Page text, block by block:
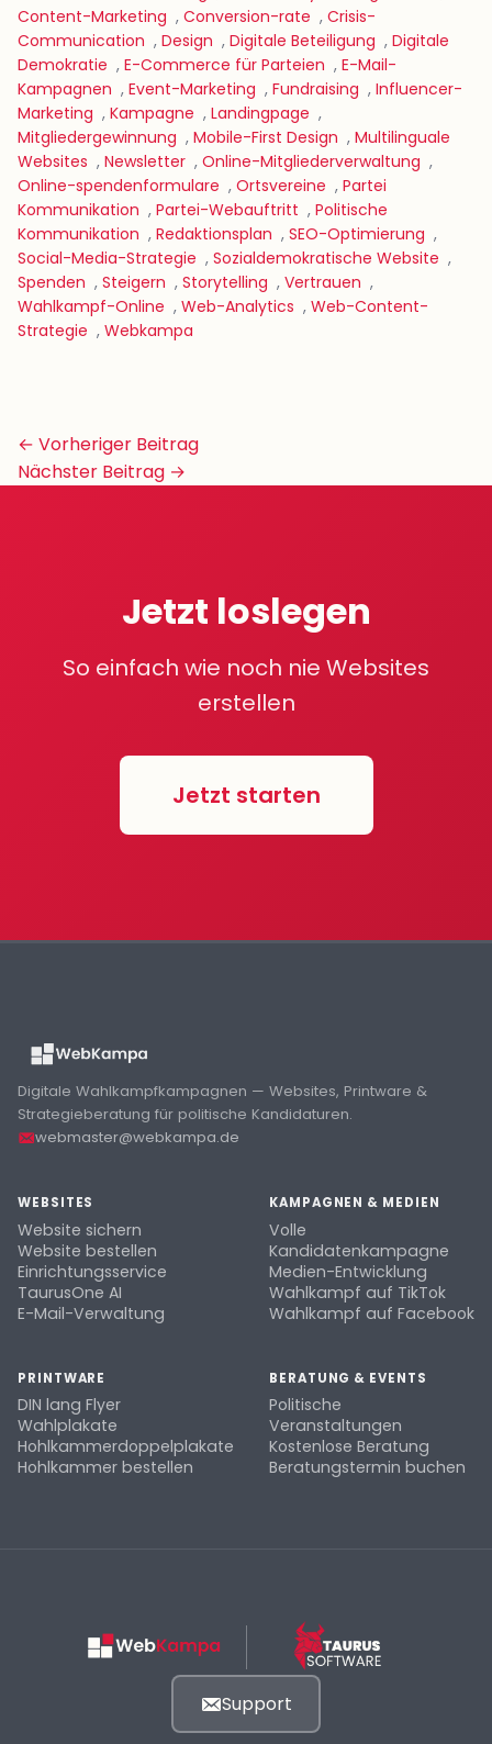
Content-Marketing , Conversion-rate , Crisis-
Communication , Design , Digitale Beteiligung , Digitale
Demokratie , E-Commerce für Parteien , E-Mail-
Kampagnen , Event-Marketing , Fundraising , Influencer-
Marketing , Kampagne , Landingpage ,
Mitgliedergewinnung , Mobile-First Design , Multilinguale
Websites , Newsletter , Online-Mitgliederverwaltung ,
Online-spendenformulare , Ortsvereine , Partei
Kommunikation , Partei-Webauftritt , Politische
Kommunikation , Redaktionsplan , SEO-Optimierung ,
Social-Media-Strategie , Sozialdemokratische Website ,
Spenden , Steigern , Storytelling , Vertrauen ,
Wahlkampf-Online , Web-Analytics , Web-Content-
Strategie , Webkampa
Beitrags-
Navigation
← Vorheriger Beitrag
Nächster Beitrag →
Jetzt loslegen
So einfach wie noch nie Websites
erstellen
Jetzt starten
Digitale Wahlkampfkampagnen — Websites, Printware &
Strategieberatung für politische Kandidaturen.
webmaster@webkampa.de
WEBSITES
Website sichern
Website bestellen
Einrichtungsservice
TaurusOne AI
E-Mail-Verwaltung
KAMPAGNEN & MEDIEN
Volle
Kandidatenkampagne
Medien-Entwicklung
Wahlkampf auf TikTok
Wahlkampf auf Facebook
PRINTWARE
DIN lang Flyer
Wahlplakate
Hohlkammerdoppelplakate
Hohlkammer bestellen
BERATUNG & EVENTS
Politische
Veranstaltungen
Kostenlose Beratung
Beratungstermin buchen
Support